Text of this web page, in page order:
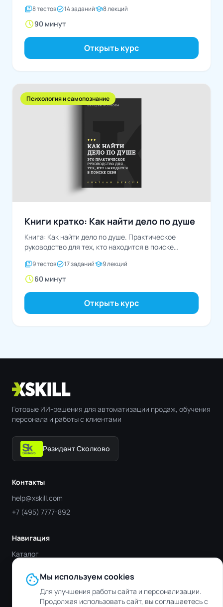
quiz8 тестовtask_alt14 заданийschool8 лекций
schedule90 минут
Открыть курс
Психология и самопознание
Книги кратко: Как найти дело по душе
Книга: Как найти дело по душе. Практическое
руководство для тех, кто находится в поиске
quiz9 тестовtask_alt17 заданийschool9 лекций
schedule60 минут
Открыть курс
Готовые ИИ-решения для автоматизации продаж, обучения
персонала и работы с клиентами
Резидент Сколково
Контакты
help@xskill.com
+7 (495) 7777-892
Навигация
Каталог
Отрасли
Блог
Контакты
cookieМы используем cookies
Для улучшения работы сайта и персонализации.
Продолжая использовать сайт, вы соглашаетесь с